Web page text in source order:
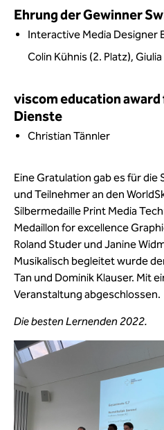
Ehrung der Gewinner
Interactive Media Designer
Colin Kühnis (2. Platz),
viscom education
Dienste
Christian Tännler
Eine Gratulation gab es für
und Teilnehmer an den
Silbermedaille Print Media
Medaillon for excellence
Roland Studer und Janine
Musikalisch begleitet wurde
Tan und Dominik Klauser. Mit
Veranstaltung abgeschlossen.
Die besten Lernenden 2022.